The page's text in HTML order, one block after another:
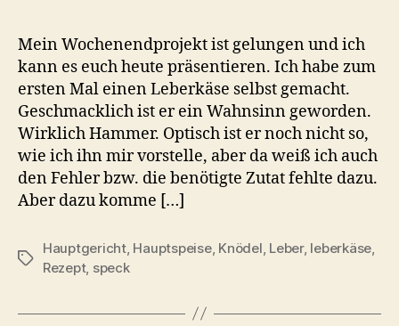
Mein Wochenendprojekt ist gelungen und ich
kann es euch heute präsentieren. Ich habe zum
ersten Mal einen Leberkäse selbst gemacht.
Geschmacklich ist er ein Wahnsinn geworden.
Wirklich Hammer. Optisch ist er noch nicht so,
wie ich ihn mir vorstelle, aber da weiß ich auch
den Fehler bzw. die benötigte Zutat fehlte dazu.
Aber dazu komme […]
Schlagwörter
Hauptgericht, Hauptspeise, Knödel, Leber, leberkäse,
Rezept, speck